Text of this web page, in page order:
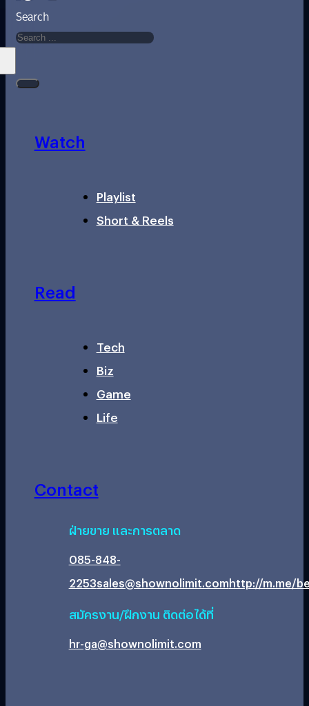
Search
Watch
Playlist
Short & Reels
Read
Tech
Biz
Game
Life
Contact
ฝ่ายขาย และการตลาด
085-848-
2253sales@shownolimit.comhttp://m.me/
สมัครงาน/ฝึกงาน ติดต่อได้ที่
hr-ga@shownolimit.com